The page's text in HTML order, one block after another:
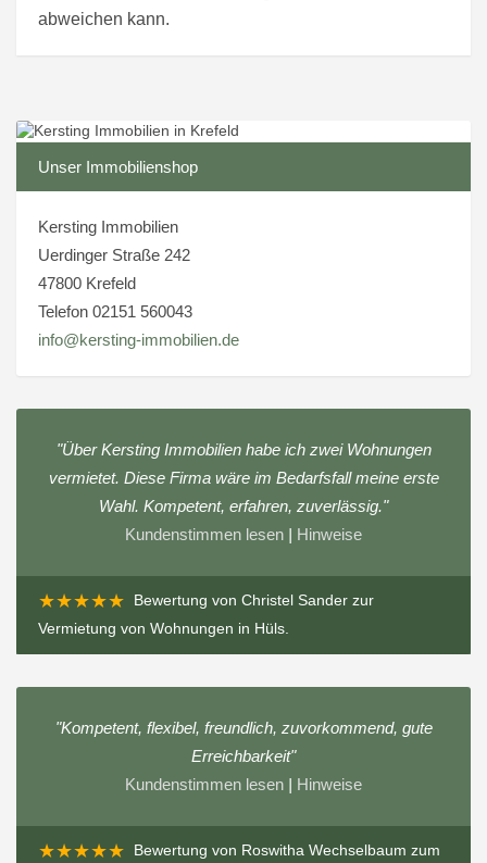
abweichen kann.
Unser Immobilienshop
Kersting Immobilien
Uerdinger Straße 242
47800 Krefeld
Telefon 02151 560043
info@kersting-immobilien.de
"Über Kersting Immobilien habe ich zwei Wohnungen
vermietet. Diese Firma wäre im Bedarfsfall meine erste
Wahl. Kompetent, erfahren, zuverlässig."
Kundenstimmen lesen | Hinweise
★★★★★ Bewertung von Christel Sander zur
Vermietung von Wohnungen in Hüls
"Kompetent, flexibel, freundlich, zuvorkommend, gute
Erreichbarkeit"
Kundenstimmen lesen | Hinweise
★★★★★ Bewertung von Roswitha Wechselbaum zum